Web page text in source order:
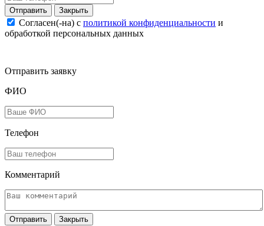
Закрыть
Согласен(-на) c политикой конфиденциальности и
обработкой персональных данных
Отправить заявку
ФИО
Телефон
Комментарий
Закрыть